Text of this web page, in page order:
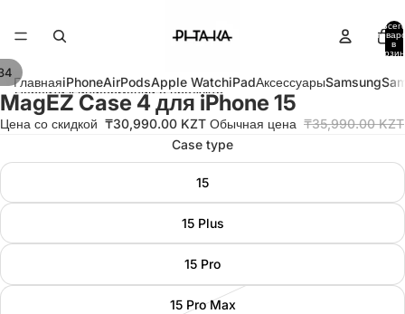
в
ГлавнаяiPhoneAirPodsApple WatchiPadАксессуарыSamsung
Перейти к информации о продукте
MagEZ Case 4 для iPhone 15
Цена со скидкой ₸30,990.00 KZT Обычная цена ₸35,990.00 KZT
Case type
15
15 Plus
15 Pro
15 Pro Max